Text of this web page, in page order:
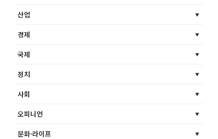
산업
경제
국제
정치
사회
오피니언
문화·라이프